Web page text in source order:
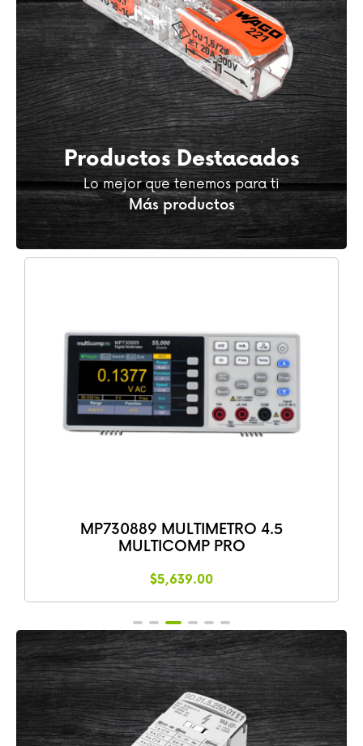
MULTIMETRO DIGITAL 1000V 20A 60M
UNIT UT-89X
$826.75
Productos Destacados
Lo mejor que tenemos para ti
Más productos